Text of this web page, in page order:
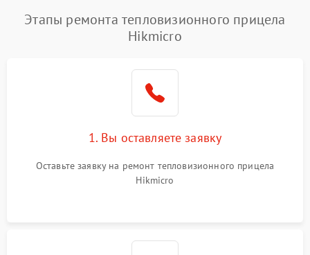
Неисправность системы
Wi-Fi
1500 ₽ Подробнее →
1500 ₽
Неисправность системы
отключения
1500 ₽
Этапы ремонта тепловизионного прицела
Hikmicro
1. Вы оставляете заявку
Оставьте заявку на ремонт тепловизионного прицела
Hikmicro